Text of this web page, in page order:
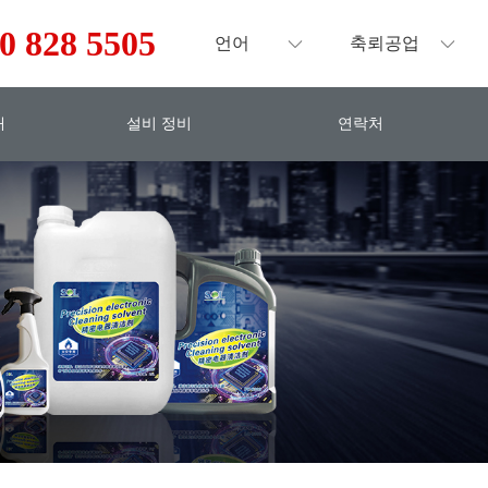
828 5505 언어 축뢰공업
설비 정비 연락처